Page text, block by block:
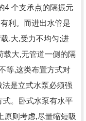
4 个支承点的隔振元
利。而进出水管是
.大,受力不均匀;进
载大,无管道一侧的隔
等,这类布置方式对
是立式水泵必须强
式。卧式水泵有水平
原则考虑,尽量缩短吸